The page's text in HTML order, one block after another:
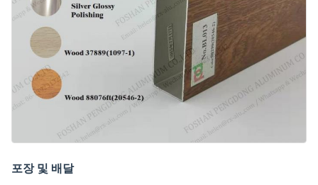
포장 및 배달